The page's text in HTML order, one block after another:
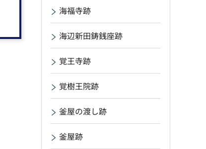
海福寺跡
海辺新田鋳銭座跡
覚王寺跡
覚樹王院跡
釜屋の渡し跡
釜屋跡